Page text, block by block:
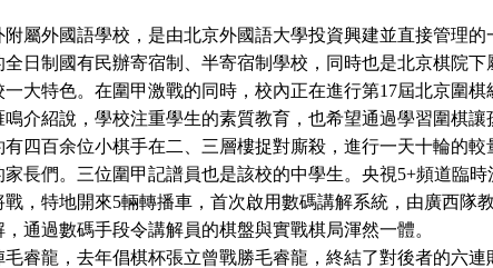
外國語學校，是由北京外國語大學投資興建並直接管理的
日制國有民辦寄宿制、半寄宿制學校，同時也是北京棋院下
大特色。在圍甲激戰的同時，校內正在進行第17屆北京圍棋
介紹說，學校注重學生的素質教育，也希望通過學習圍棋讓
有四百余位小棋手在二、三層樓捉對廝殺，進行一天十輪的較
長們。三位圍甲記譜員也是該校的中學生。央視5+頻道臨時
，特地開來5輛轉播車，首次啟用數碼講解系統，由廣西隊
通過數碼手段令講解員的棋盤與實戰棋局渾然一體。
龍，去年倡棋杯張立曾戰勝毛睿龍，終結了對後者的六連